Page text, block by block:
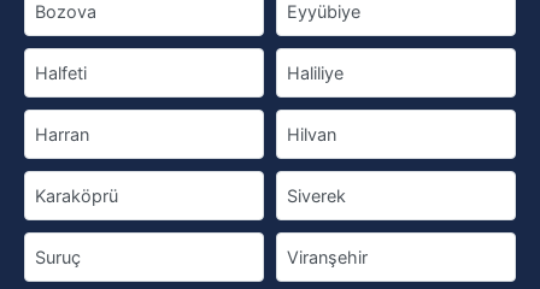
Bozova Eyyübiye
Halfeti Haliliye
Harran Hilvan
Karaköprü Siverek
Suruç Viranşehir